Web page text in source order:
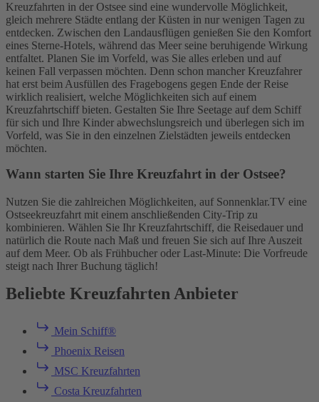
Kreuzfahrten in der Ostsee sind eine wundervolle Möglichkeit,
gleich mehrere Städte entlang der Küsten in nur wenigen Tagen zu
entdecken. Zwischen den Landausflügen genießen Sie den Komfort
eines Sterne-Hotels, während das Meer seine beruhigende Wirkung
entfaltet. Planen Sie im Vorfeld, was Sie alles erleben und auf
keinen Fall verpassen möchten. Denn schon mancher Kreuzfahrer
hat erst beim Ausfüllen des Fragebogens gegen Ende der Reise
wirklich realisiert, welche Möglichkeiten sich auf einem
Kreuzfahrtschiff bieten. Gestalten Sie Ihre Seetage auf dem Schiff
für sich und Ihre Kinder abwechslungsreich und überlegen sich im
Vorfeld, was Sie in den einzelnen Zielstädten jeweils entdecken
möchten.
Wann starten Sie Ihre Kreuzfahrt in der Ostsee?
Nutzen Sie die zahlreichen Möglichkeiten, auf Sonnenklar.TV eine
Ostseekreuzfahrt mit einem anschließenden City-Trip zu
kombinieren. Wählen Sie Ihr Kreuzfahrtschiff, die Reisedauer und
natürlich die Route nach Maß und freuen Sie sich auf Ihre Auszeit
auf dem Meer. Ob als Frühbucher oder Last-Minute: Die Vorfreude
steigt nach Ihrer Buchung täglich!
Beliebte Kreuzfahrten Anbieter
Mein Schiff®
Phoenix Reisen
MSC Kreuzfahrten
Costa Kreuzfahrten